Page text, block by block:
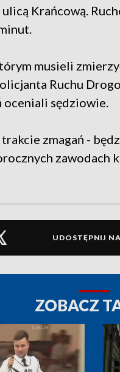
Krańcową.
musieli
Ruchu
sędziowie.
zmagań -
zawodach
UDOSTĘPNIJ
ZOBACZ